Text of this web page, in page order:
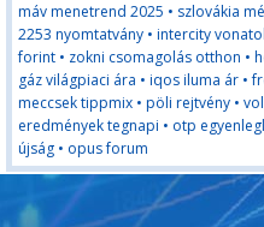
máv menetrend 2025 • szlovákia
2253 nyomtatvány • intercity
forint • zokni csomagolás otthon •
gáz világpiaci ára • iqos iluma ár •
meccsek tippmix • pöli rejtvény •
eredmények tegnapi • otp
újság • opus forum